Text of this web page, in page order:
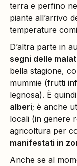
terra e perfino
piante all’arrivo
temperature
D’altra parte in
segni delle
bella stagione,
mummie (frutti
legnosa). È
alberi; è anche
locali (in genere
agricoltura per
manifestati in
Anche se al